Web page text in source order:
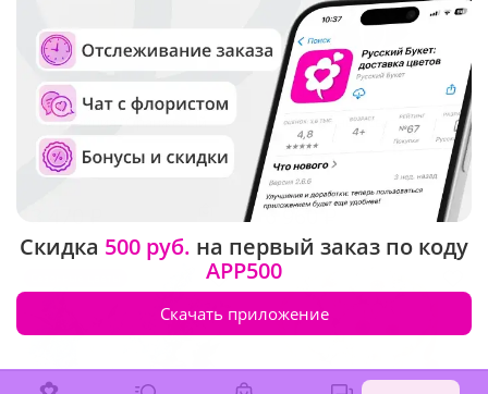
5(58)
Композиция "Оранжевый
оазис"
В наличии
4.9(191)
Букет "Лунный свет"
В наличии
6 960 ₽
Скидка 500 руб. на первый заказ по коду
APP500
Скачать приложение